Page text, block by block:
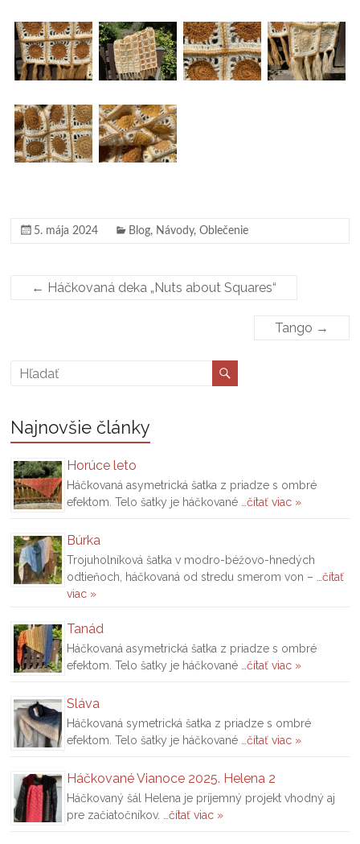
5. mája 2024 Blog, Návody,Oblečenie
← Háčkovaná deka „Nuts about Squares“
Tango →
Najnovšie články
Horúce leto
Háčkovaná asymetrická šatka z priadze s ombré
efektom. Telo šatky je háčkované …čítať viac »
Búrka
Trojuholníková šatka v modro-béžovo-hnedých
odtieňoch, háčkovaná od stredu smerom von – …čítať
viac »
Tanád
Háčkovaná asymetrická šatka z priadze s ombré
efektom. Telo šatky je háčkované …čítať viac »
Sláva
Háčkovaná symetrická šatka z priadze s ombré
efektom. Telo šatky je háčkované …čítať viac »
Háčkované Vianoce 2025. Helena 2
Háčkovaný šál Helena je príjemný projekt vhodný aj
pre začiatočníkov. …čítať viac »